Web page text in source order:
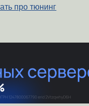
про тюнинг